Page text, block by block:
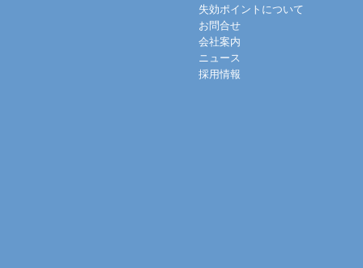
失効ポイントについて
お問合せ
会社案内
ニュース
採用情報